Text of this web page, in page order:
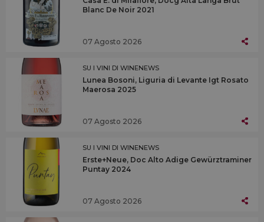
Blanc De Noir 2021
07 Agosto 2026
SU I VINI DI WINENEWS
Lunea Bosoni, Liguria di Levante Igt Rosato
Maerosa 2025
07 Agosto 2026
SU I VINI DI WINENEWS
Erste+Neue, Doc Alto Adige Gewürztraminer
Puntay 2024
07 Agosto 2026